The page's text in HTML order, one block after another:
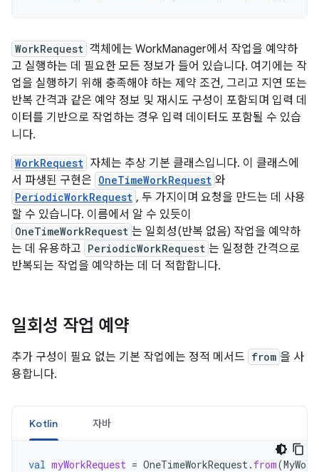
WorkRequest 객체에는 WorkManager에서 작업을 예약하
고 실행하는 데 필요한 모든 정보가 들어 있습니다. 여기에는 작
업을 실행하기 위해 충족해야 하는 제약 조건, 그리고 지연 또는
반복 간격과 같은 예약 정보 및 재시도 구성이 포함되며 입력 데
이터를 기반으로 작업하는 경우 입력 데이터도 포함될 수 있습
니다.
WorkRequest 자체는 추상 기본 클래스입니다. 이 클래스에
서 파생된 구현은 OneTimeWorkRequest 와
PeriodicWorkRequest , 두 가지이며 요청을 만드는 데 사용
할 수 있습니다. 이름에서 알 수 있듯이
OneTimeWorkRequest 는 일회성(반복 없음) 작업을 예약하
는 데 유용하고 PeriodicWorkRequest 는 일정한 간격으로
반복되는 작업을 예약하는 데 더 적합합니다.
일회성 작업 예약
추가 구성이 필요 없는 기본 작업에는 정적 메서드 from 을 사
용합니다.
Kotlin 자바
val myWorkRequest = OneTimeWorkRequest. from(MyWork